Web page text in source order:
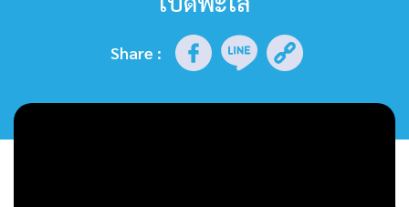
รายการย้อนหลังShare :